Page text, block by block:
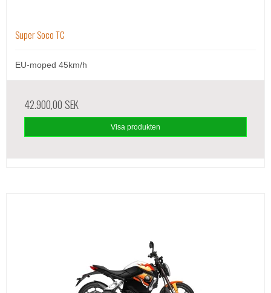
Super Soco TC
EU-moped 45km/h
42.900,00 SEK
Visa produkten